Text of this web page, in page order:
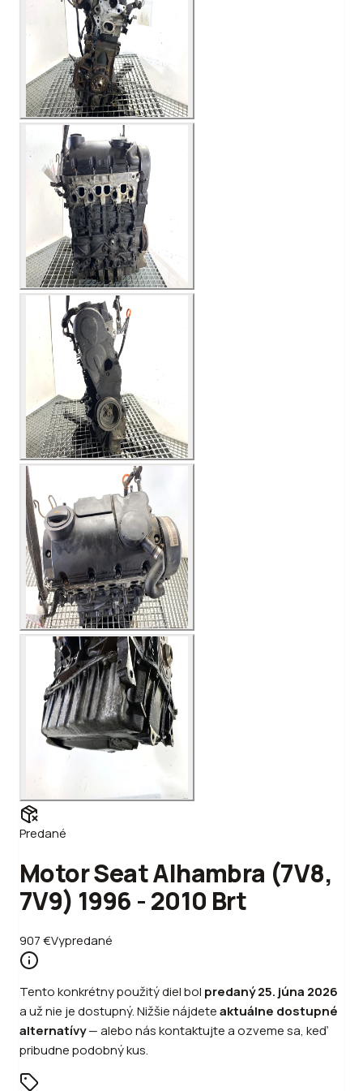
Predané
Motor Seat Alhambra (7V8,
7V9) 1996 - 2010 Brt
907€Vypredané
Tento konkrétny použitý diel bol predaný25. júna 2026
a už nie je dostupný. Nižšie nájdeteaktuálne dostupné
alternatívy—alebonás kontaktujte a ozveme sa, keď
pribudne podobný kus.